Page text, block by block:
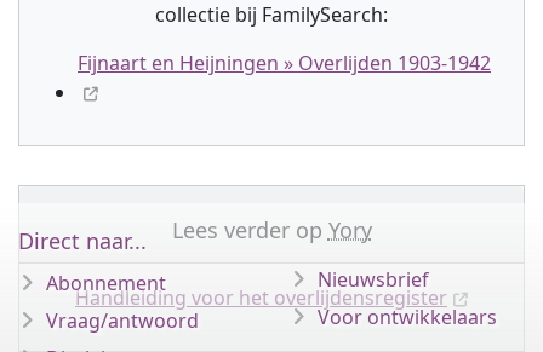
collectie bij FamilySearch:
Fijnaart en Heijningen » Overlijden 1903-1942
Lees verder op Yory
Handleiding voor het overlijdensregister
Direct naar...
Abonnement
Vraag/antwoord
Nieuwsbrief
Voor ontwikkelaars